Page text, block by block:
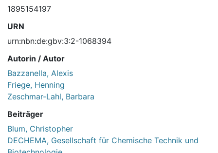
1895154197
URN
urn:nbn:de:gbv:3:2-1068394
Autorin / Autor
Bazzanella, Alexis
Friege, Henning
Zeschmar-Lahl, Barbara
Beiträger
Blum, Christopher
DECHEMA, Gesellschaft für Chemische Technik und